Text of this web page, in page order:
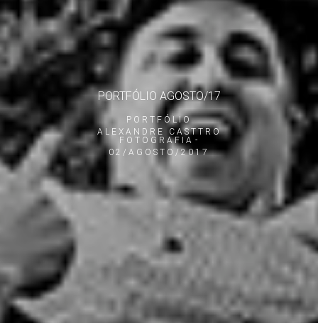
PORTFÓLIO
ALEXANDRE CASTTRO
FOTOGRAFIA
02/AGOSTO/2017
PORTFÓLIO AGOSTO/17